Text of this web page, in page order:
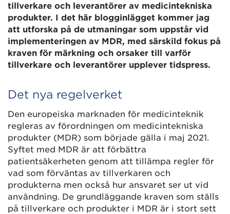
tillverkare och leverantörer av medicintekniska
produkter. I det här blogginlägget kommer jag
att utforska på de utmaningar som uppstår vid
implementeringen av MDR, med särskild fokus på
kraven för märkning och orsaker till varför
tillverkare och leverantörer upplever tidspress.
Det nya regelverket
Den europeiska marknaden för medicinteknik
regleras av förordningen om medicintekniska
produkter (MDR) som började gälla i maj 2021.
Syftet med MDR är att förbättra
patientsäkerheten genom att tillämpa regler för
vad som förväntas av tillverkaren och
produkterna men också hur ansvaret ser ut vid
användning. De grundläggande kraven som ställs
på tillverkare och produkter i MDR är i stort sett